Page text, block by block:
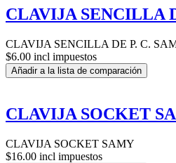
CLAVIJA SENCILLA
CLAVIJA SENCILLA DE P. C.
$6.00 incl impuestos
Añadir a la lista de comparación
CLAVIJA SOCKET
CLAVIJA SOCKET SAMY
$16.00 incl impuestos